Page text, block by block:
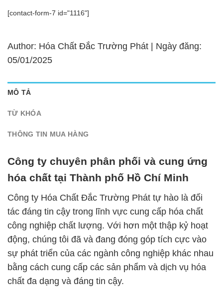
[contact-form-7 id="1116"]
Author: Hóa Chất Đắc Trường Phát | Ngày đăng:
05/01/2025
MÔ TẢ
TỪ KHÓA
THÔNG TIN MUA HÀNG
Công ty chuyên phân phối và cung ứng
hóa chất tại Thành phố Hồ Chí Minh
Công ty Hóa Chất Đắc Trường Phát tự hào là đối
tác đáng tin cậy trong lĩnh vực cung cấp hóa chất
công nghiệp chất lượng. Với hơn một thập kỷ hoạt
động, chúng tôi đã và đang đóng góp tích cực vào
sự phát triển của các ngành công nghiệp khác nhau
bằng cách cung cấp các sản phẩm và dịch vụ hóa
chất đa dạng và đáng tin cậy.